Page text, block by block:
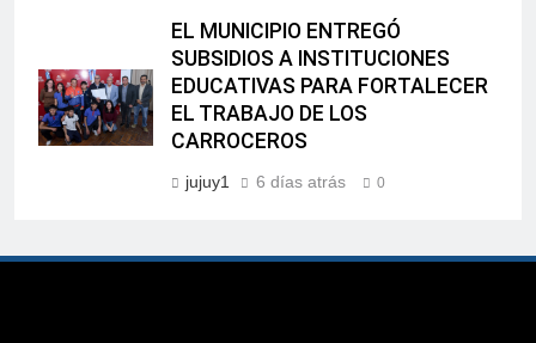
EL MUNICIPIO ENTREGÓ
SUBSIDIOS A INSTITUCIONES
EDUCATIVAS PARA FORTALECER
EL TRABAJO DE LOS
CARROCEROS
jujuy1 6 días atrás 0